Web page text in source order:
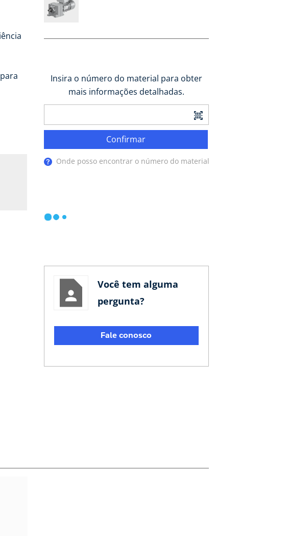
Insira o número do material para obter
mais informações detalhadas.
Confirmar
Onde posso encontrar o número do material?
Você tem alguma
pergunta?
Fale conosco